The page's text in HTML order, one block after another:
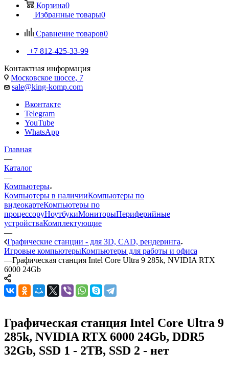
Корзина0
Избранные товары0
Сравнение товаров0
+7 812-425-33-99
Контактная информация
Московское шоссе, 7
sale@king-komp.com
Вконтакте
Telegram
YouTube
WhatsApp
Главная
—
Каталог
—
Компьютеры
Компьютеры в наличииКомпьютеры по
видеокартеКомпьютеры по
процессоруНоутбукиМониторыПериферийные
устройстваКомплектующие
—
Графические станции - для 3D, CAD, рендеринга
Игровые компьютерыКомпьютеры для работы и офиса
—Графическая станция Intel Core Ultra 9 285k, NVIDIA RTX
6000 24Gb
Графическая станция Intel Core Ultra 9
285k, NVIDIA RTX 6000 24Gb, DDR5
32Gb, SSD 1 - 2TB, SSD 2 - нет